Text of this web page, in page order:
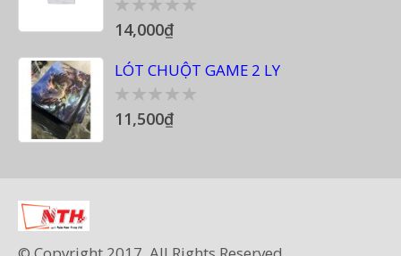
0
out
5
14,000₫
LÓT CHUỘT GAME 2 LY
0
out
11,500₫